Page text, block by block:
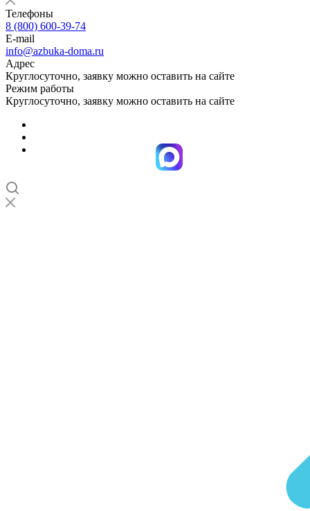
Телефоны
8 (800) 600-39-74
E-mail
info@azbuka-doma.ru
Адрес
Круглосуточно, заявку можно оставить на сайте
Режим работы
Круглосуточно, заявку можно оставить на сайте